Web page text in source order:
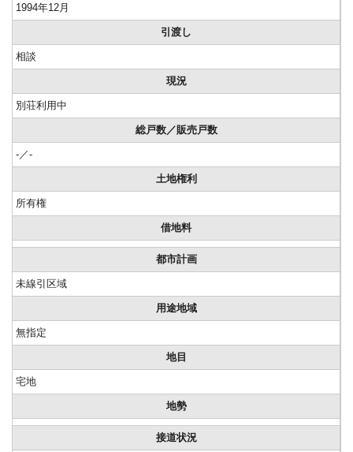
1994年12月
引渡し
相談
現況
別荘利用中
総戸数／販売戸数
-／-
土地権利
所有権
借地料
都市計画
未線引区域
用途地域
無指定
地目
宅地
地勢
接道状況